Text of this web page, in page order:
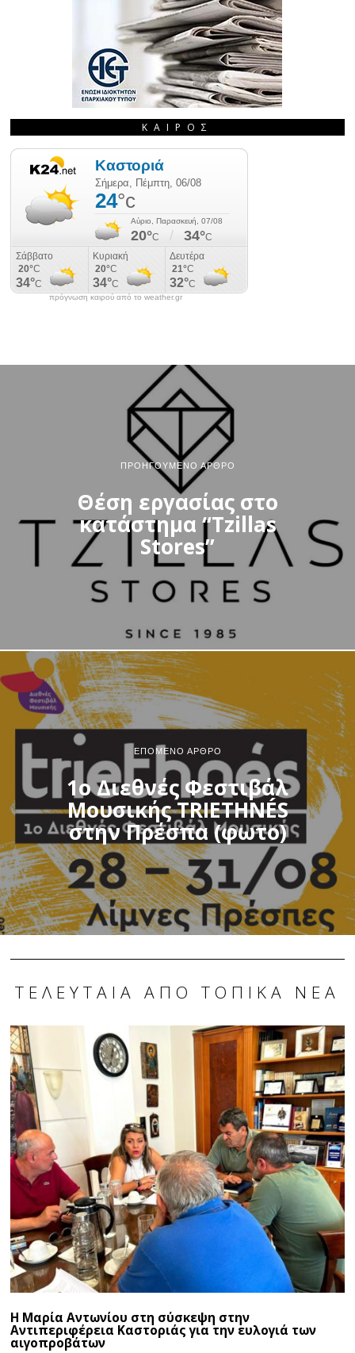
ΚΑΙΡΌΣ
πρόγνωση καιρού από το weather.gr
ΠΡΟΗΓΟΎΜΕΝΟ ΆΡΘΡΟ
Θέση εργασίας στο
κατάστημα “Tzillas
Stores”
ΕΠΌΜΕΝΟ ΆΡΘΡΟ
1ο Διεθνές Φεστιβάλ
Μουσικής TRIETHNÉS
στην Πρέσπα (φωτο)
ΤΕΛΕΥΤΑΊΑ ΑΠΌ ΤΟΠΙΚΆ ΝΈΑ
Η Μαρία Αντωνίου στη σύσκεψη στην
Αντιπεριφέρεια Καστοριάς για την ευλογιά των
αιγοπροβάτων